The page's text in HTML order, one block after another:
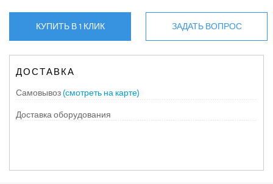
КУПИТЬ В 1 КЛИК ЗАДАТЬ ВОПРОС
ДОСТАВКА
Самовывоз(смотреть на карте)
Доставка оборудования